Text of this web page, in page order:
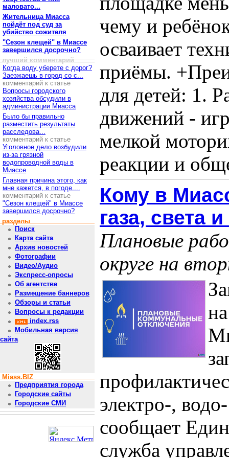
маловато...
Жительница Миасса
пойдёт под суд за
убийство сожителя
"Сезон клещей" в Миассе
завершился досрочно?
лучший комментарий
Когда воду уберете с дорог?
Заезжаешь в город со с...
комментарий к статье
Вопросы городского
хозяйства обсудили в
администрации Миасса
Было бы правильно
разместить результаты
расследова...
комментарий к статье
Уголовное дело возбудили
из-за грязной
водопроводной воды в
Миассе
Главная причина этого, как
мне кажется, в погоде....
комментарий к статье
"Сезон клещей" в Миассе
завершился досрочно?
разделы
Поиск
Карта сайта
Архив новостей
Фотографии
Видео/Аудио
Экспресс-опросы
Об агентстве
Размещение баннеров
Обзоры и статьи
Вопросы к редакции
index.rss
Мобильная версия
сайта
Miass.BIZ
Предприятия города
Городские сайты
Городские СМИ
чему и
осваивает
приёмы.
для детей: 1.
движений -
мелкой
реакции и
Кому в
газа, света
Плановые
округе на
электро-,
сообщает
служба